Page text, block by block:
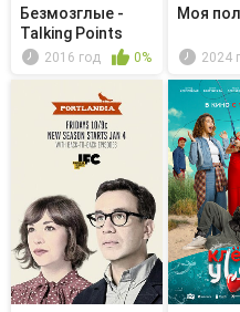
Безмозглые -
Talking Points
Toward a ...
2016 год 0%
Моя
2024